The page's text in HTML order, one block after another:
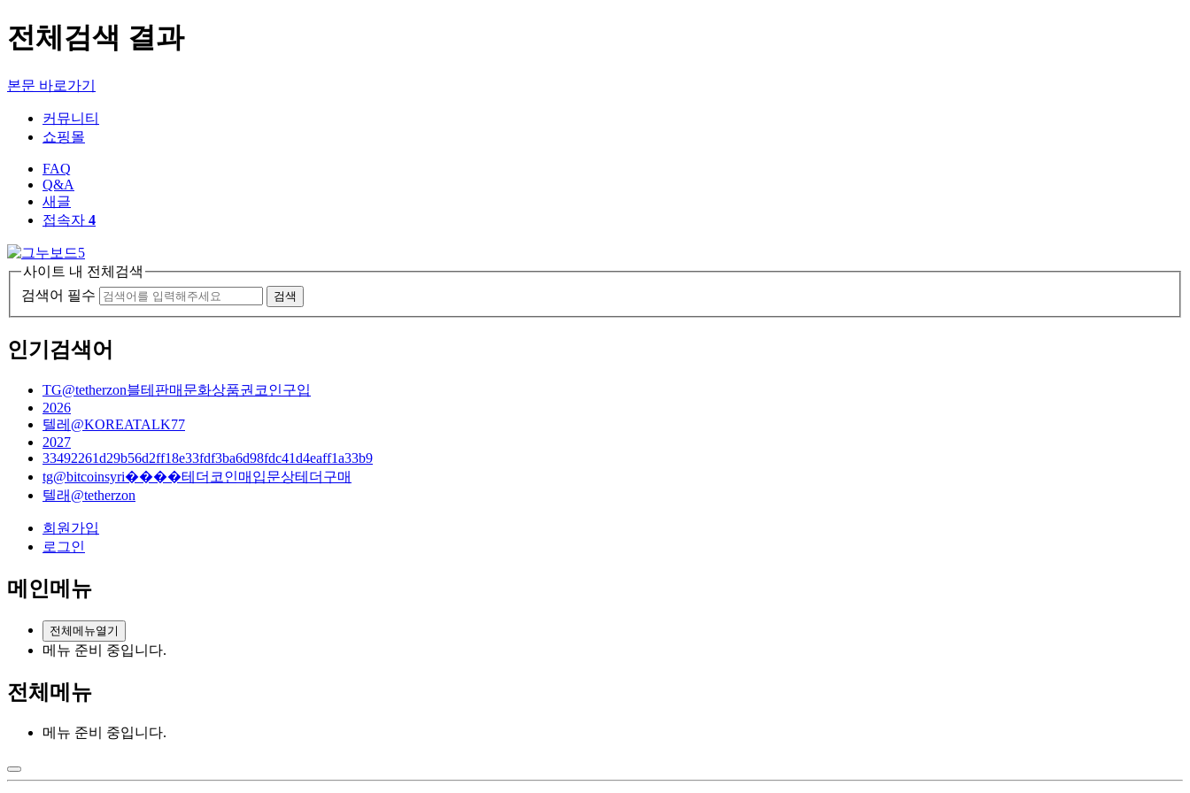
전체검색 결과
본문 바로가기
커뮤니티
쇼핑몰
FAQ
Q&A
새글
접속자 4
사이트 내 전체검색
검색어 필수
검색
인기검색어
TG@tetherzon블테판매문화상품권코인구입
2026
텔레@KOREATALK77
2027
33492261d29b56d2ff18e33fdf3ba6d98fdc41d4eaff1a33b9
tg@bitcoinsyri����테더코인매입문상테더구매
텔래@tetherzon
회원가입
로그인
메인메뉴
전체메뉴열기
메뉴 준비 중입니다.
전체메뉴
메뉴 준비 중입니다.